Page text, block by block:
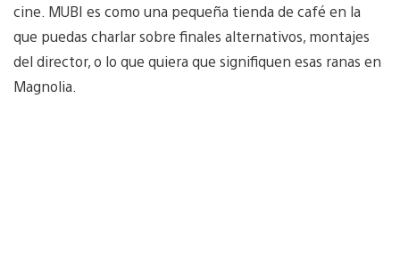
cine. MUBI es como una pequeña tienda de café en la
que puedas charlar sobre finales alternativos, montajes
del director, o lo que quiera que signifiquen esas ranas en
Magnolia.